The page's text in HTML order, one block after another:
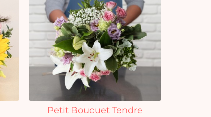
Petit Bouquet Tendre